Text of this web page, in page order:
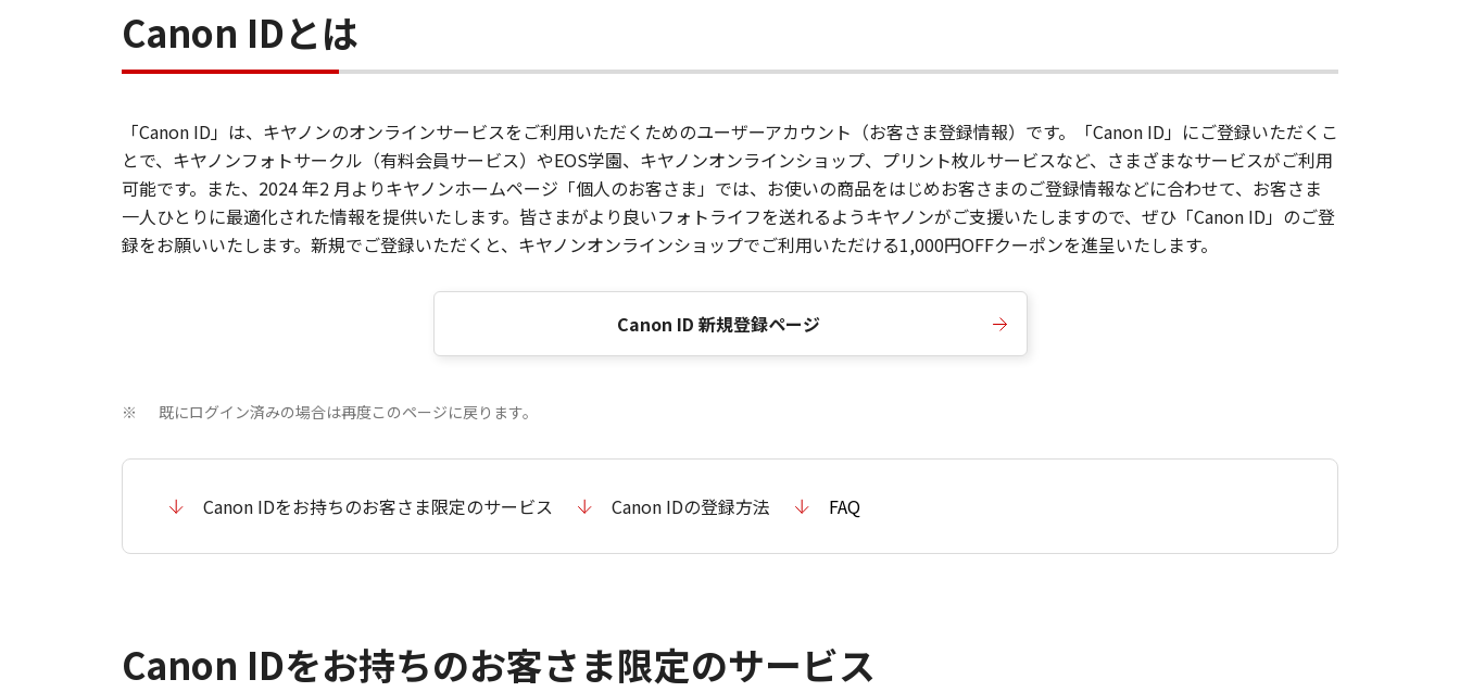
Canon IDとは
「Canon ID」は、キヤノンのオンラインサービスをご利用いただくためのユーザーアカウント（お客さま登録情報）です。「Canon ID」にご登録いただくこ
とで、キヤノンフォトサークル（有料会員サービス）やEOS学園、キヤノンオンラインショップ、プリント枚ルサービスなど、さまざまなサービスがご利用
可能です。また、2024 年2 月よりキヤノンホームページ「個人のお客さま」では、お使いの商品をはじめお客さまのご登録情報などに合わせて、お客さま
一人ひとりに最適化された情報を提供いたします。皆さまがより良いフォトライフを送れるようキヤノンがご支援いたしますので、ぜひ「Canon ID」のご登
録をお願いいたします。新規でご登録いただくと、キヤノンオンラインショップでご利用いただける1,000円OFFクーポンを進呈いたします。
Canon ID 新規登録ページ
※ 既にログイン済みの場合は再度このページに戻ります。
Canon IDをお持ちのお客さま限定のサービス Canon IDの登録方法 FAQ
Canon IDをお持ちのお客さま限定のサービス